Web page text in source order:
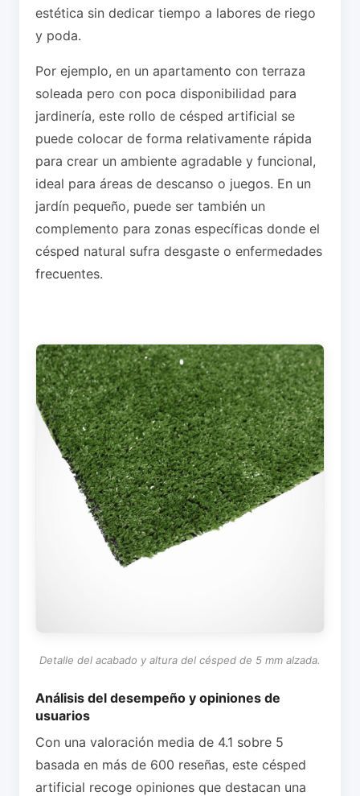
estética sin dedicar tiempo a labores de riego
y poda.
Por ejemplo, en un apartamento con terraza
soleada pero con poca disponibilidad para
jardinería, este rollo de césped artificial se
puede colocar de forma relativamente rápida
para crear un ambiente agradable y funcional,
ideal para áreas de descanso o juegos. En un
jardín pequeño, puede ser también un
complemento para zonas específicas donde el
césped natural sufra desgaste o enfermedades
frecuentes.
Detalle del acabado y altura del césped de 5 mm alzada.
Análisis del desempeño y opiniones de
usuarios
Con una valoración media de 4.1 sobre 5
basada en más de 600 reseñas, este césped
artificial recoge opiniones que destacan una